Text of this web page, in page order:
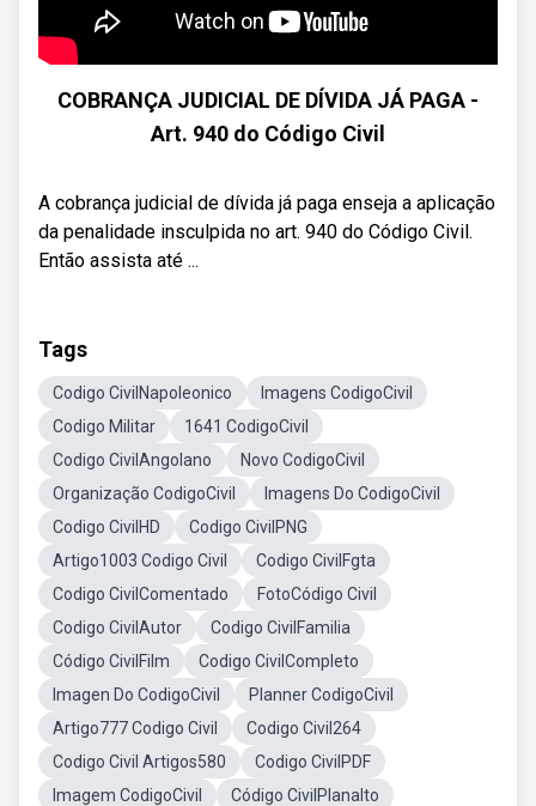
COBRANÇA JUDICIAL DE DÍVIDA JÁ PAGA -
Art. 940 do Código Civil
A cobrança judicial de dívida já paga enseja a aplicação
da penalidade insculpida no art. 940 do Código Civil.
Então assista até ...
Tags
Codigo CivilNapoleonico
Imagens CodigoCivil
Codigo Militar
1641 CodigoCivil
Codigo CivilAngolano
Novo CodigoCivil
Organização CodigoCivil
Imagens Do CodigoCivil
Codigo CivilHD
Codigo CivilPNG
Artigo1003 Codigo Civil
Codigo CivilFgta
Codigo CivilComentado
FotoCódigo Civil
Codigo CivilAutor
Codigo CivilFamilia
Código CivilFilm
Codigo CivilCompleto
Imagen Do CodigoCivil
Planner CodigoCivil
Artigo777 Codigo Civil
Codigo Civil264
Codigo Civil Artigos580
Codigo CivilPDF
Imagem CodigoCivil
Código CivilPlanalto